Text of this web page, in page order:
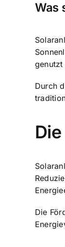
Was
genutzt
Durch
Die